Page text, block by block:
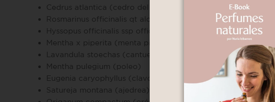
Cedrus atlantica (cedro del Atlas)
Rosmarinus officinalis qt alcanfor (romero qimiotipo alcanfor)
Hyssopus officinalis ssp officinalis (hisopo oficinal)
Mentha x piperita (menta piperita)
Lavandula stoechas (cantueso)
Mentha pulegium (poleo)
Eugenia caryophyllus (clavo de especie)
Satureja montana (ajedrea)